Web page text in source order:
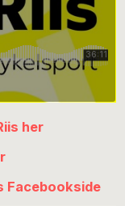
her
Facebookside